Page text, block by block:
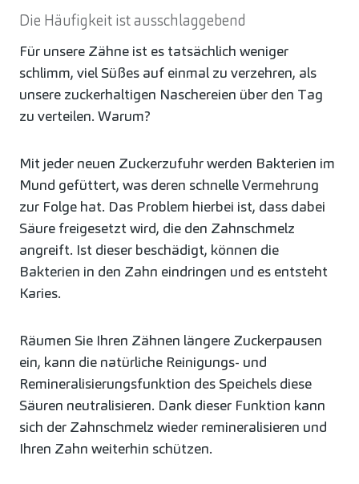
Die Häufigkeit ist ausschlaggebend
Für unsere Zähne ist es tatsächlich weniger
schlimm, viel Süßes auf einmal zu verzehren, als
unsere zuckerhaltigen Naschereien über den Tag
zu verteilen. Warum?
Mit jeder neuen Zuckerzufuhr werden Bakterien im
Mund gefüttert, was deren schnelle Vermehrung
zur Folge hat. Das Problem hierbei ist, dass dabei
Säure freigesetzt wird, die den Zahnschmelz
angreift. Ist dieser beschädigt, können die
Bakterien in den Zahn eindringen und es entsteht
Karies.
Räumen Sie Ihren Zähnen längere Zuckerpausen
ein, kann die natürliche Reinigungs- und
Remineralisierungsfunktion des Speichels diese
Säuren neutralisieren. Dank dieser Funktion kann
sich der Zahnschmelz wieder remineralisieren und
Ihren Zahn weiterhin schützen.